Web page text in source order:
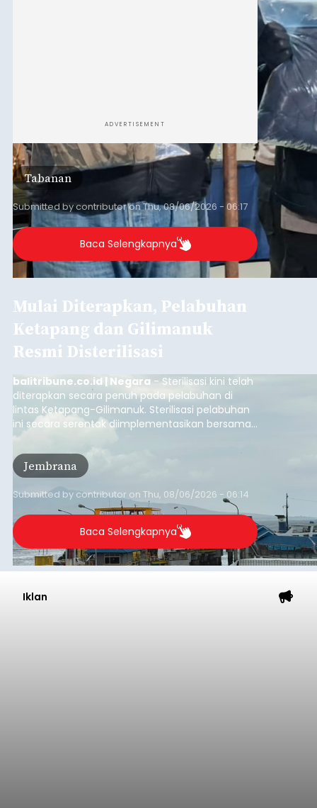
ADVERTISEMENT
Tabanan
Submitted bycontributoronThu, 08/06/2026 - 06:17
Baca Selengkapnya
Mulai Diterapkan, Pelabuhan
Ketapang dan Gilimanuk
Resmi Disterilisasi
balitribune.co.id | Negara - Sterilisasi kini telah
diterapkan secara penuh pada pelabuhan di
lintas Ketapang-Gilimanuk. Sterilisasi pelabuhan
ini secara serentak diimplementasikan bersama
empat pelabuhan utama lainnya, yakni
Pelabuhan Merak, Bakauheni, Kayangan, dan
Lembar pada Rabu (5/8/2026).
Jembrana
Submitted by contributor on Thu, 08/06/2026 - 06:14
Baca Selengkapnya
Iklan